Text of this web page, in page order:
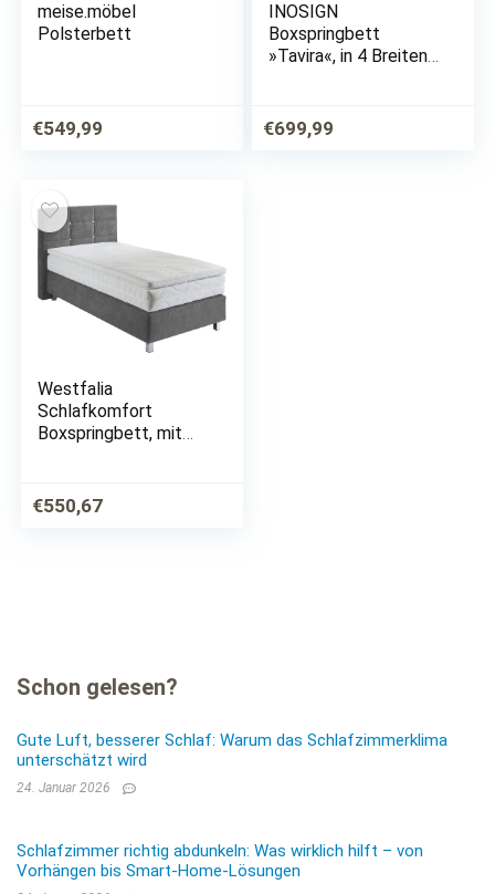
meise.möbel
Polsterbett
€549,99
INOSIGN
Boxspringbett
»Tavira«, in 4 Breiten,
Topper
€699,99
Westfalia
Schlafkomfort
Boxspringbett, mit
wahlweise mit Topper
€550,67
Schon gelesen?
Gute Luft, besserer Schlaf: Warum das Schlafzimmerklima
unterschätzt wird
24. Januar 2026
Schlafzimmer richtig abdunkeln: Was wirklich hilft – von
Vorhängen bis Smart-Home-Lösungen